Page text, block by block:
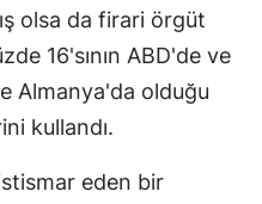
Yozgat
Zonguldak
olsa da firari örgüt
16'sının ABD'de ve
Almanya'da olduğu
kullandı.
eden bir